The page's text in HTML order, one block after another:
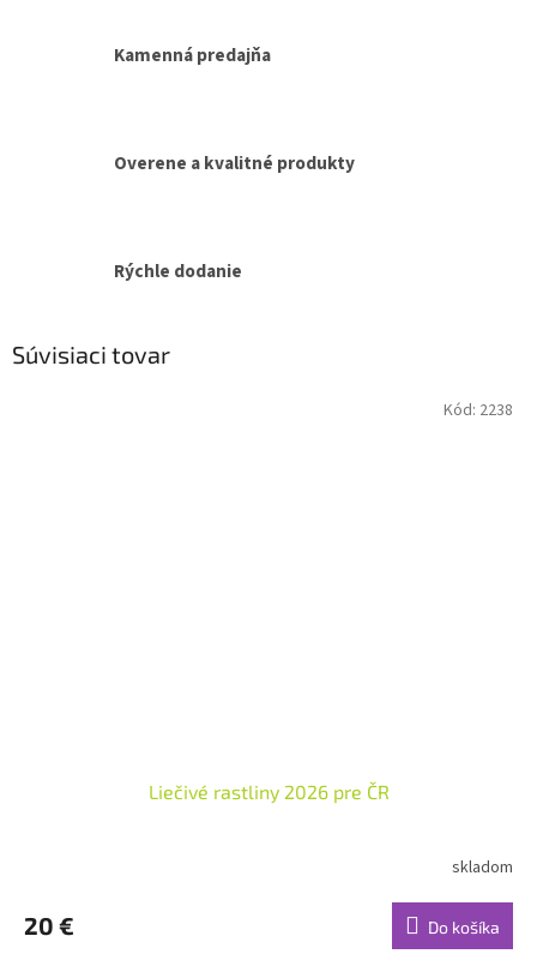
Kamenná predajňa
Overene a kvalitné produkty
Rýchle dodanie
Súvisiaci tovar
Liečivé rastliny 2026 pre ČR
skladom
20 € Do košíka
Kód: 2238